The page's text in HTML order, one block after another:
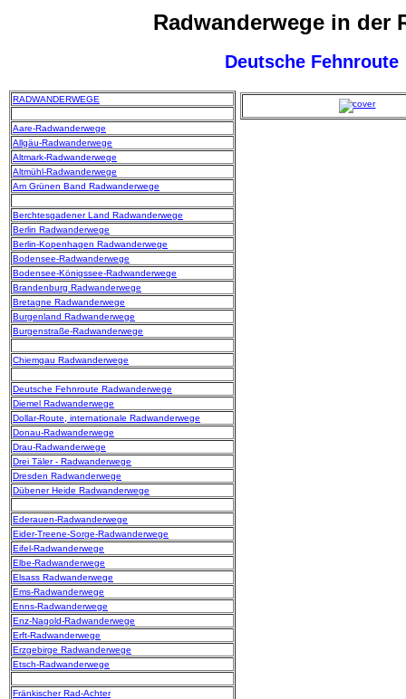
Radwanderwege in der
Deutsche Fehnroute
RADWANDERWEGE
Aare-Radwanderwege
Allgäu-Radwanderwege
Altmark-Radwanderwege
Altmühl-Radwanderwege
Am Grünen Band Radwanderwege
Berchtesgadener Land Radwanderwege
Berlin Radwanderwege
Berlin-Kopenhagen Radwanderwege
Bodensee-Radwanderwege
Bodensee-Königssee-Radwanderwege
Brandenburg Radwanderwege
Bretagne Radwanderwege
Burgenland Radwanderwege
Burgenstraße-Radwanderwege
Chiemgau Radwanderwege
Deutsche Fehnroute Radwanderwege
Diemel Radwanderwege
Dollar-Route, internationale Radwanderwege
Donau-Radwanderwege
Drau-Radwanderwege
Drei Täler - Radwanderwege
Dresden Radwanderwege
Dübener Heide Radwanderwege
Ederauen-Radwanderwege
Eider-Treene-Sorge-Radwanderwege
Eifel-Radwanderwege
Elbe-Radwanderwege
Elsass Radwanderwege
Ems-Radwanderwege
Enns-Radwanderwege
Enz-Nagold-Radwanderwege
Erft-Radwanderwege
Erzgebirge Radwanderwege
Etsch-Radwanderwege
Fränkischer Rad-Achter